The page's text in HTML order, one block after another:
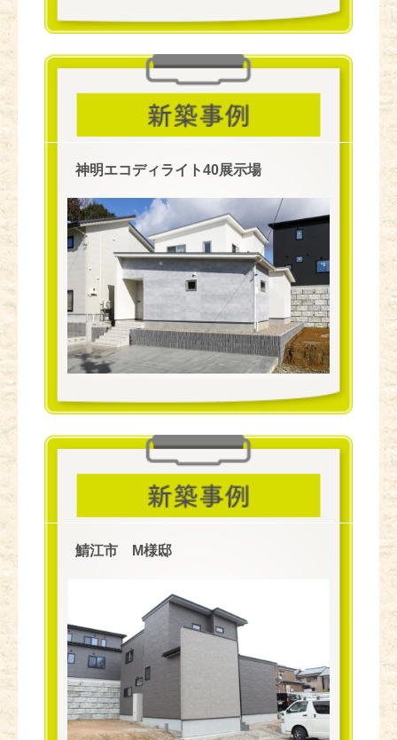
神明エコディライト40展示場
鯖江市 M様邸